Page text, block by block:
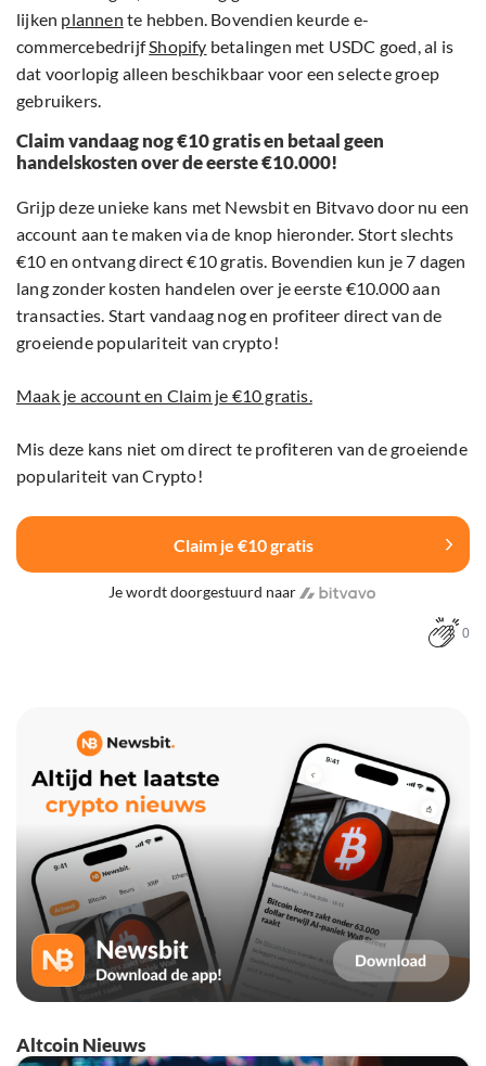
lijken plannen te hebben. Bovendien keurde e-
commercebedrijfShopify betalingen met USDC goed, al is
dat voorlopig alleen beschikbaar voor een selecte groep
gebruikers.
Claim vandaag nog €10 gratis en betaal geen
handelskosten over de eerste €10.000!
Grijp deze unieke kans met Newsbit en Bitvavo door nu een
account aan te maken via de knop hieronder. Stort slechts
€10 en ontvang direct €10 gratis. Bovendien kun je 7 dagen
lang zonder kosten handelen over je eerste €10.000 aan
transacties. Start vandaag nog en profiteer direct van de
groeiende populariteit van crypto!
Maak je account en Claim je €10 gratis.
Mis deze kans niet om direct te profiteren van de groeiende
populariteit van Crypto!
Claim je €10 gratis
Je wordt doorgestuurd naar
0
Altcoin Nieuws